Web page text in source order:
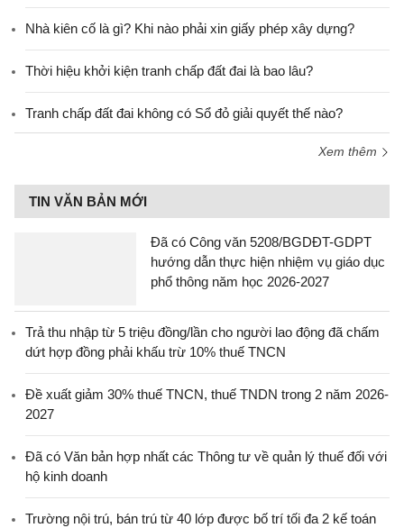
Nhà kiên cố là gì? Khi nào phải xin giấy phép xây dựng?
Thời hiệu khởi kiện tranh chấp đất đai là bao lâu?
Tranh chấp đất đai không có Sổ đỏ giải quyết thế nào?
Xem thêm
TIN VĂN BẢN MỚI
Đã có Công văn 5208/BGDĐT-GDPT
hướng dẫn thực hiện nhiệm vụ giáo dục
phổ thông năm học 2026-2027
Trả thu nhập từ 5 triệu đồng/lần cho người lao động đã chấm
dứt hợp đồng phải khấu trừ 10% thuế TNCN
Đề xuất giảm 30% thuế TNCN, thuế TNDN trong 2 năm 2026-
2027
Đã có Văn bản hợp nhất các Thông tư về quản lý thuế đối với
hộ kinh doanh
Trường nội trú, bán trú từ 40 lớp được bố trí tối đa 2 kế toán